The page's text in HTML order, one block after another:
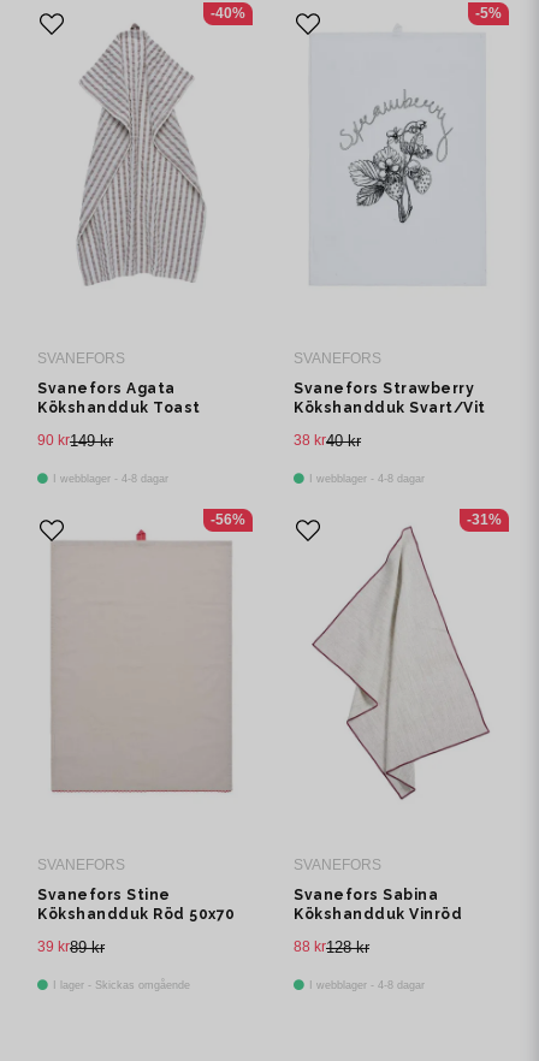
SVANEFORS
Svanefors Agata
Kökshandduk Toast
149 kr
90 kr
I webblager - 4-8 dagar
-40%
SVANEFORS
Svanefors Strawberry
Kökshandduk Svart/Vit
40 kr
38 kr
I webblager - 4-8 dagar
-5%
SVANEFORS
Svanefors Stine
Kökshandduk Röd 50x70
89 kr
39 kr
I lager - Skickas omgående
-56%
SVANEFORS
Svanefors Sabina
Kökshandduk Vinröd
128 kr
88 kr
I webblager - 4-8 dagar
-31%